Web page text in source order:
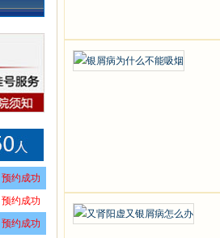
预约成功
预约成功
预约成功